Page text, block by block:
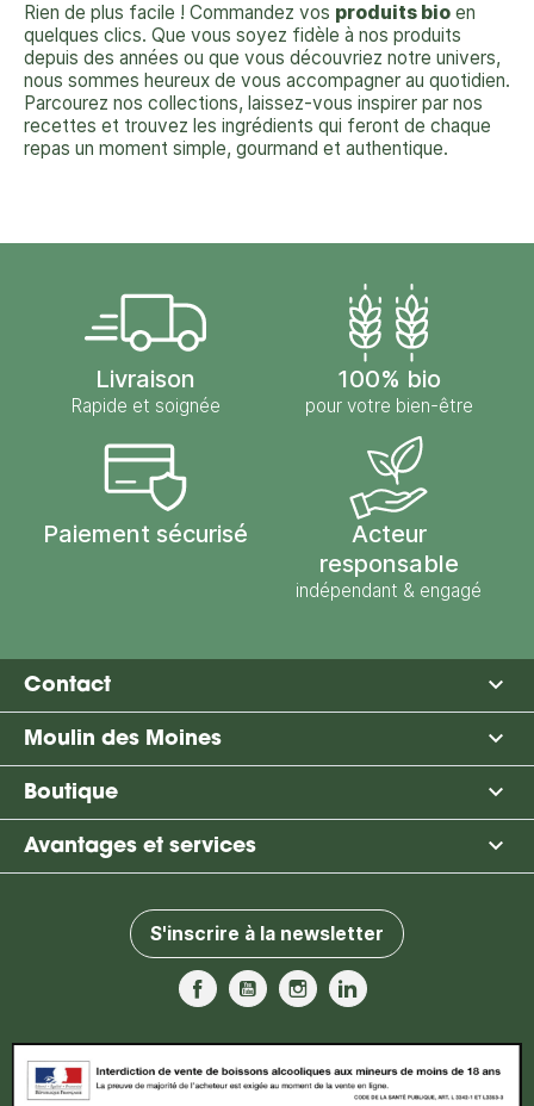
Rien de plus facile ! Commandez vos produits bio en
quelques clics. Que vous soyez fidèle à nos produits
depuis des années ou que vous découvriez notre univers,
nous sommes heureux de vous accompagner au quotidien.
Parcourez nos collections, laissez-vous inspirer par nos
recettes et trouvez les ingrédients qui feront de chaque
repas un moment simple, gourmand et authentique.
Livraison
Rapide et soignée
100% bio
pour votre bien-être
Paiement sécurisé
Acteur
responsable
indépendant & engagé
Contact 
Moulin des Moines 
Boutique 
Avantages et services 
S'inscrire à la newsletter
Facebook
YouTubeInstagram
LinkedIn